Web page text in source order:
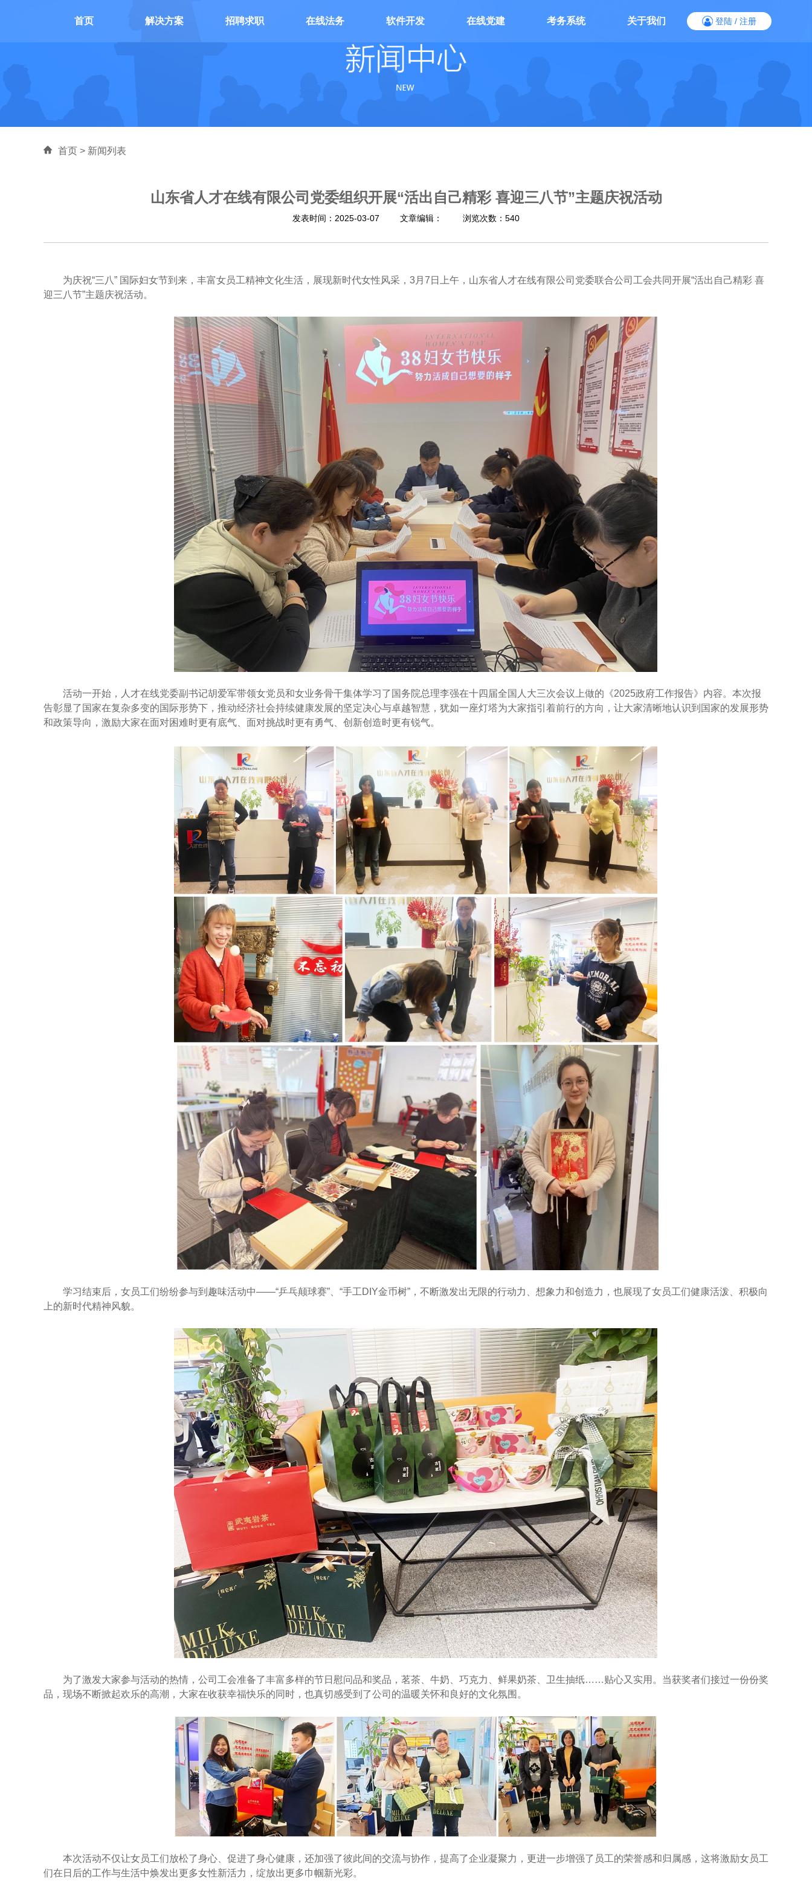
首页 解决方案 招聘求职 在线法务 软件开发 在线党建 考务系统 关于我们 登陆/ 注册
首页 > 新闻列表
山东省人才在线有限公司党委组织开展“活出自己精彩 喜迎三八节”主题庆祝活动
发表时间：2025-03-07 文章编辑： 浏览次数：540
为庆祝“三八” 国际妇女节到来，丰富女员工精神文化生活，展现新时代女性风采， 3月7日上午，山东省人才在线有限公司党委联合公司工会共同开展“活出自己精彩 喜
迎三八节”主题庆祝活动。
活动一开始，人才在线党委副书记胡爱军带领女党员和女业务骨干集体学习了国务院总理李强在十四届全国人大三次会议上做的《2025政府工作报告》内容。本次报
告彰显了国家在复杂多变的国际形势下，推动经济社会持续健康发展的坚定决心与卓越智慧，犹如一座灯塔为大家指引着前行的方向，让大家清晰地认识到国家的发展形势
和政策导向，激励大家在面对困难时更有底气、面对挑战时更有勇气、创新创造时更有锐气。
学习结束后，女员工们纷纷参与到趣味活动中——“乒乓颠球赛”、“手工DIY金币树”，不断激发出无限的行动力、想象力和创造力，也展现了女员工们健康活泼、积极向
上的新时代精神风貌。
为了激发大家参与活动的热情，公司工会准备了丰富多样的节日慰问品和奖品，茗茶、牛奶、巧克力、鲜果奶茶、卫生抽纸……贴心又实用。当获奖者们接过一份份奖
品，现场不断掀起欢乐的高潮，大家在收获幸福快乐的同时，也真切感受到了公司的温暖关怀和良好的文化氛围。
本次活动不仅让女员工们放松了身心、促进了身心健康，还加强了彼此间的交流与协作，提高了企业凝聚力，更进一步增强了员工的荣誉感和归属感，这将激励女员工
们在日后的工作与生活中焕发出更多女性新活力，绽放出更多巾帼新光彩。